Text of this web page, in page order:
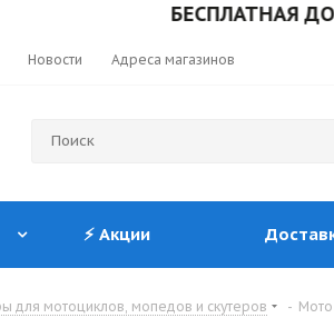
БЕСПЛАТНАЯ
Новости Адреса магазинов
⚡ Акции
для мотоциклов, мопедов и скутеров - Мото